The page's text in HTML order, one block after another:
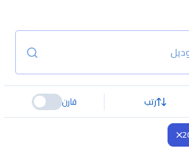
رتب قارن